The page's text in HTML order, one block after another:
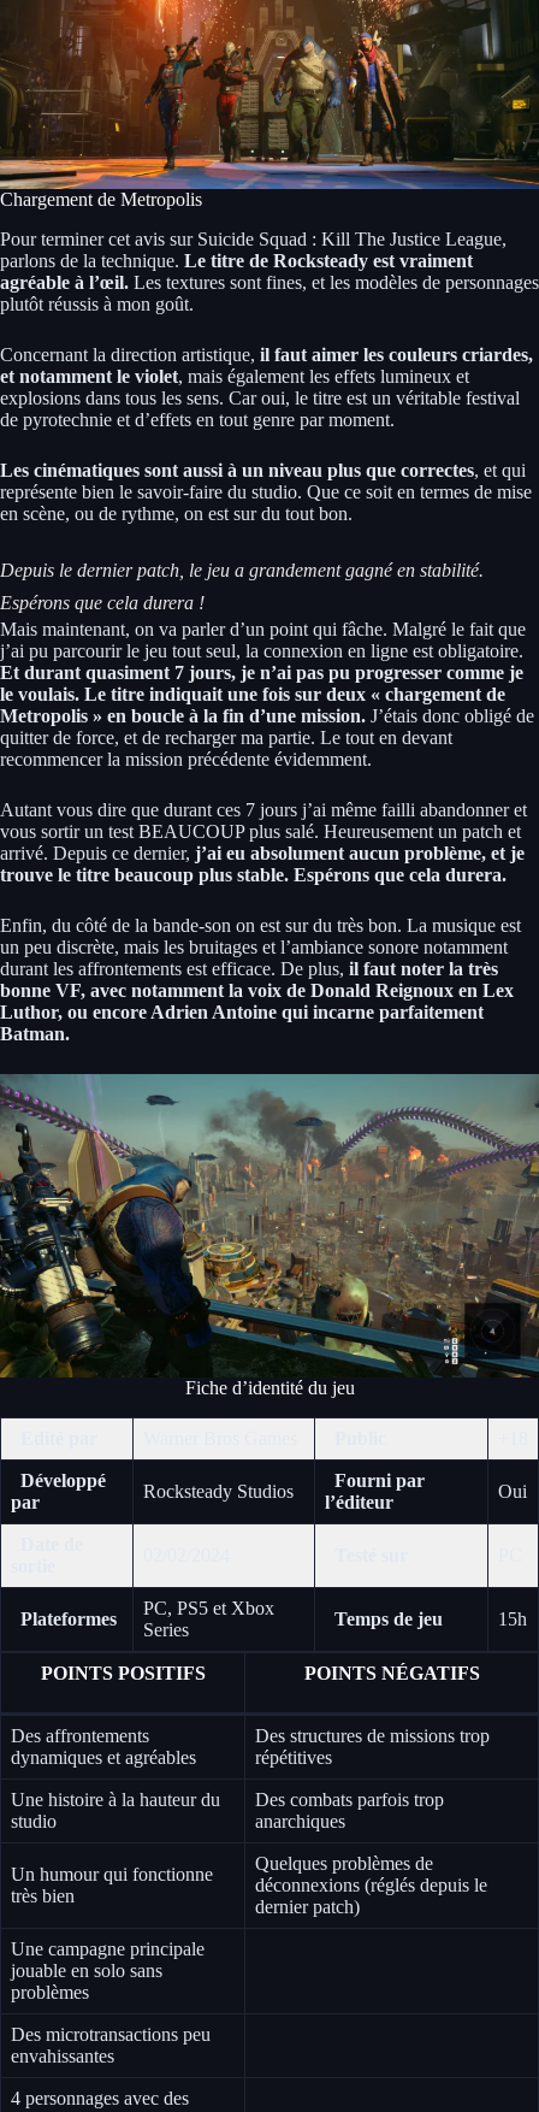
Chargement de Metropolis
Pour terminer cet avis sur Suicide Squad : Kill The Justice League,
parlons de la technique. Le titre de Rocksteady est vraiment
agréable à l’œil. Les textures sont fines, et les modèles de personnages
plutôt réussis à mon goût.
Concernant la direction artistique, il faut aimer les couleurs criardes,
et notamment le violet, mais également les effets lumineux et
explosions dans tous les sens. Car oui, le titre est un véritable festival
de pyrotechnie et d’effets en tout genre par moment.
Les cinématiques sont aussi à un niveau plus que correctes, et qui
représente bien le savoir-faire du studio. Que ce soit en termes de mise
en scène, ou de rythme, on est sur du tout bon.
Depuis le dernier patch, le jeu a grandement gagné en stabilité.
Espérons que cela durera !
Mais maintenant, on va parler d’un point qui fâche. Malgré le fait que
j’ai pu parcourir le jeu tout seul, la connexion en ligne est obligatoire.
Et durant quasiment 7 jours, je n’ai pas pu progresser comme je
le voulais. Le titre indiquait une fois sur deux « chargement de
Metropolis » en boucle à la fin d’une mission. J’étais donc obligé de
quitter de force, et de recharger ma partie. Le tout en devant
recommencer la mission précédente évidemment.
Autant vous dire que durant ces 7 jours j’ai même failli abandonner et
vous sortir un test BEAUCOUP plus salé. Heureusement un patch et
arrivé. Depuis ce dernier, j’ai eu absolument aucun problème, et je
trouve le titre beaucoup plus stable. Espérons que cela durera.
Enfin, du côté de la bande-son on est sur du très bon. La musique est
un peu discrète, mais les bruitages et l’ambiance sonore notamment
durant les affrontements est efficace. De plus, il faut noter la très
bonne VF, avec notamment la voix de Donald Reignoux en Lex
Luthor, ou encore Adrien Antoine qui incarne parfaitement
Batman.
Fiche d’identité du jeu
Développé
par
Rocksteady Studios
Fourni par
l’éditeur
Oui
Plateformes
PC, PS5 et Xbox
Series
Temps de jeu 15h
POINTS POSITIFS POINTS NÉGATIFS
Des affrontements
dynamiques et agréables
Des structures de missions trop
répétitives
Une histoire à la hauteur du
studio
Des combats parfois trop
anarchiques
Un humour qui fonctionne
très bien
Quelques problèmes de
déconnexions (réglés depuis le
dernier patch)
Une campagne principale
jouable en solo sans
problèmes
Des microtransactions peu
envahissantes
4 personnages avec des